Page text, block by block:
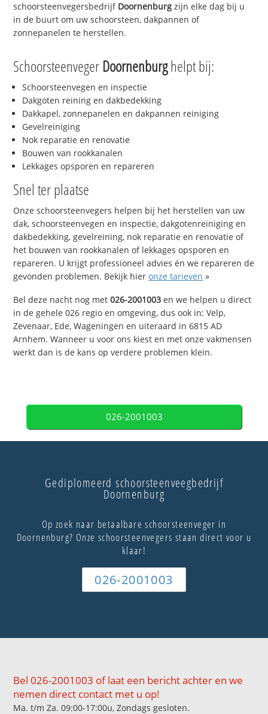
schoorsteenvegersbedrijf Doornenburg zijn elke dag bij u
in de buurt om uw schoorsteen, dakpannen of
zonnepanelen te herstellen.
Schoorsteenveger Doornenburghelpt bij:
Schoorsteenvegen en inspectie
Dakgoten reining en dakbedekking
Dakkapel, zonnepanelen en dakpannen reiniging
Gevelreiniging
Nok reparatie en renovatie
Bouwen van rookkanalen
Lekkages opsporen en repareren
Snel ter plaatse
Onze schoorsteenvegers helpen bij het herstellen van uw
dak, schoorsteenvegen en inspectie, dakgotenreiniging en
dakbedekking, gevelreining, nok reparatie en renovatie of
het bouwen van rookkanalen of lekkages opsporen en
repareren. U krijgt professioneel advies én we repareren de
gevonden problemen. Bekijk hieronze tarieven »
Bel deze nacht nog met026-2001003 en we helpen u direct
in de gehele 026 regio en omgeving, dus ook in: Velp,
Zevenaar, Ede, Wageningen en uiteraard in 6815 AD
Arnhem. Wanneer u voor ons kiest en met onze vakmensen
werkt dan is de kans op verdere problemen klein.
026-2001003
Gediplomeerd schoorsteenveegbedrijf
Doornenburg
Op zoek naar betaalbare schoorsteenveger in
Doornenburg? Onze schoorsteenvegers staan direct voor u
klaar!
026-2001003
Bel 026-2001003 of laat een bericht achter en we
nemen direct contact met u op!
Ma. t/m Za. 09:00-17:00u, Zondags gesloten.